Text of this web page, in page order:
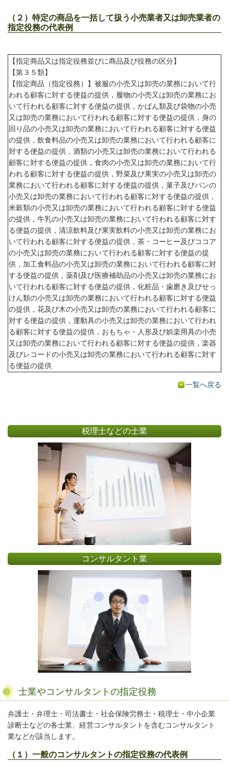
（２）特定の商品を一括して扱う小売業者又は卸売業者の
指定役務の代表例
【指定商品又は指定役務並びに商品及び役務の区分】
【第３５類】
【指定商品（指定役務）】被服の小売又は卸売の業務において行
われる顧客に対する便益の提供，履物の小売又は卸売の業務にお
いて行われる顧客に対する便益の提供，かばん類及び袋物の小売
又は卸売の業務において行われる顧客に対する便益の提供，身の
回り品の小売又は卸売の業務において行われる顧客に対する便益
の提供，飲食料品の小売又は卸売の業務において行われる顧客に
対する便益の提供，酒類の小売又は卸売の業務において行われる
顧客に対する便益の提供，食肉の小売又は卸売の業務において行
われる顧客に対する便益の提供，野菜及び果実の小売又は卸売の
業務において行われる顧客に対する便益の提供，菓子及びパンの
小売又は卸売の業務において行われる顧客に対する便益の提供，
米穀類の小売又は卸売の業務において行われる顧客に対する便益
の提供，牛乳の小売又は卸売の業務において行われる顧客に対す
る便益の提供，清涼飲料及び果実飲料の小売又は卸売の業務にお
いて行われる顧客に対する便益の提供，茶・コーヒー及びココア
の小売又は卸売の業務において行われる顧客に対する便益の提
供，加工食料品の小売又は卸売の業務において行われる顧客に対
する便益の提供，薬剤及び医療補助品の小売又は卸売の業務にお
いて行われる顧客に対する便益の提供，化粧品・歯磨き及びせっ
けん類の小売又は卸売の業務において行われる顧客に対する便益
の提供，花及び木の小売又は卸売の業務において行われる顧客に
対する便益の提供，運動具の小売又は卸売の業務において行われ
る顧客に対する便益の提供，おもちゃ・人形及び娯楽用具の小売
又は卸売の業務において行われる顧客に対する便益の提供，楽器
及びレコードの小売又は卸売の業務において行われる顧客に対す
る便益の提供
一覧へ戻る
税理士などの士業
コンサルタント業
士業やコンサルタントの指定役務
弁護士・弁理士・司法書士・社会保険労務士・税理士・中小企業
診断士などの各士業、経営コンサルタントを含むコンサルタント
業などが該当します。
（１）一般のコンサルタントの指定役務の代表例